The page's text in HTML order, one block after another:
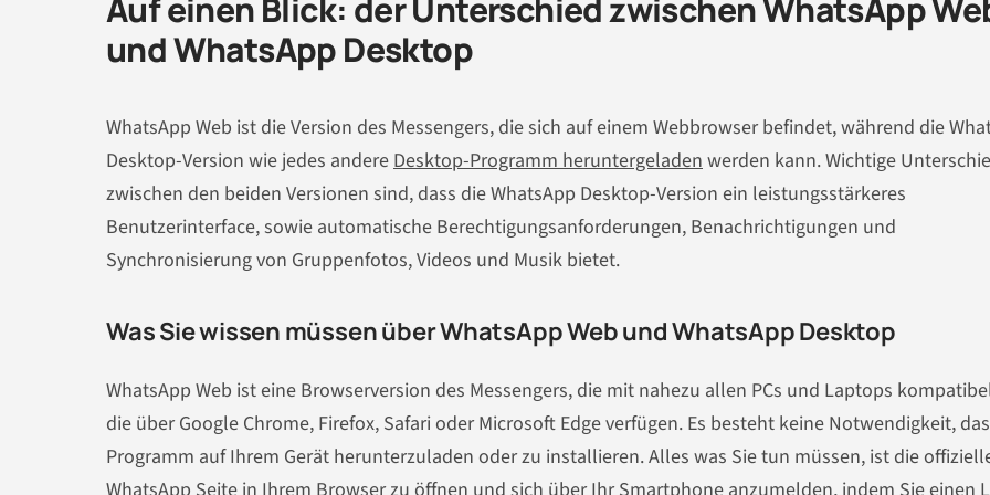
Auf einen Blick: der Unterschied zwischen WhatsApp
und WhatsApp Desktop
WhatsApp Web ist die Version des Messengers, die sich auf einem Webbrowser befindet, während die
Desktop-Version wie jedes andere Desktop-Programm heruntergeladen werden kann. Wichtige
zwischen den beiden Versionen sind, dass die WhatsApp Desktop-Version ein leistungsstärkeres
Benutzerinterface, sowie automatische Berechtigungsanforderungen, Benachrichtigungen und
Synchronisierung von Gruppenfotos, Videos und Musik bietet.
Was Sie wissen müssen über WhatsApp Web und WhatsApp Desktop
WhatsApp Web ist eine Browserversion des Messengers, die mit nahezu allen PCs und Laptops
die über Google Chrome, Firefox, Safari oder Microsoft Edge verfügen. Es besteht keine Notwendigkeit, das
Programm auf Ihrem Gerät herunterzuladen oder zu installieren. Alles was Sie tun müssen, ist die